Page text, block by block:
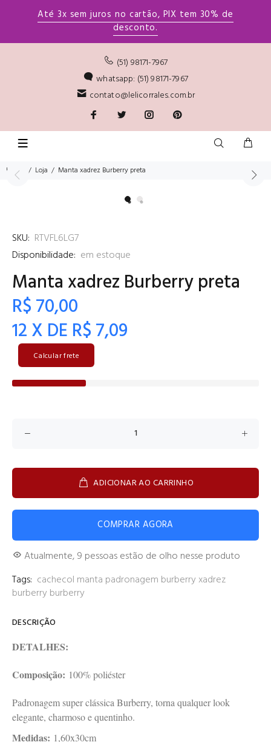
Até 3x sem juros no cartão, PIX tem 30% de
desconto.
(51) 98171-7967
whatsapp: (51) 98171-7967
contato@lelicorrales.com.br
Home Loja Manta xadrez Burberry preta
SKU: RTVFL6LG7
Disponibilidade: em estoque
Manta xadrez Burberry preta
R$ 70,00
12 X DE R$ 7,09
Calcular frete
ADICIONAR AO CARRINHO
COMPRAR AGORA
Atualmente,9 pessoas estão de olho nesse produto
Tags: cachecol manta padronagem burberryxadrez
burberry burberry
DESCRIÇÃO
DETALHES:
Composição: 100% poliéster
Padronagem super clássica Burberry, torna qualquer look
elegante, charmoso e quentinho.
Medidas: 1,60x30cm